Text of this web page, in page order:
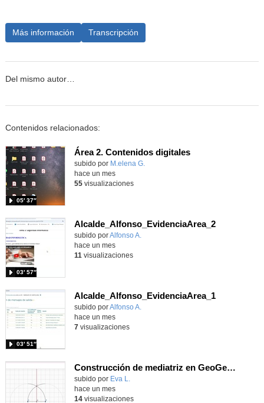
Más información Transcripción
Del mismo autor…
Contenidos relacionados:
Área 2. Contenidos digitales
Contenido educativo.
subido por M.elena G.
05′ 37″
hace un mes
55visualizaciones
Alcalde_Alfonso_EvidenciaArea_2
Contenido educativo.
subido porAlfonso A.
03′ 57″
hace un mes
11 visualizaciones
Alcalde_Alfonso_EvidenciaArea_1
Contenido educativo.
subido porAlfonso A.
03′ 51″
hace un mes
7visualizaciones
Construcción de mediatriz en GeoGebra
Contenido educativo.
subido por Eva L.
hace un mes
14visualizaciones